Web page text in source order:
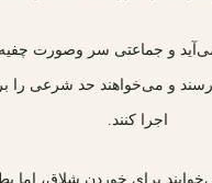
می‌آید و جماعتی سر و‌صورت
و می‌خواهند حد شرعی را
اجرا کنند.
برای خوردن شلاق، اما